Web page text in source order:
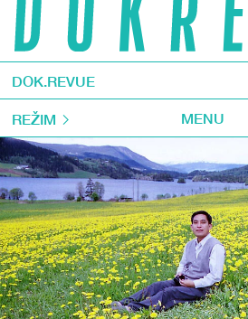
DOK.REVUE
REŽIM MENU